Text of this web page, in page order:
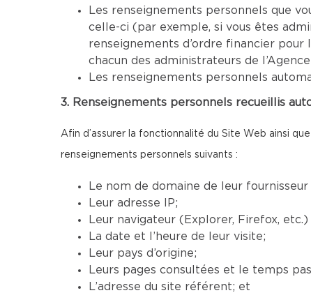
Les renseignements personnels que
celle-ci (par exemple, si vous êtes
renseignements d’ordre financier
chacun des administrateurs de
Les renseignements personnels
3. Renseignements personnels recueillis
Afin d’assurer la fonctionnalité du Site Web ainsi
renseignements personnels suivants :
Le nom de domaine de leur fournisseur
Leur adresse IP;
Leur navigateur (Explorer, Firefox,
La date et l’heure de leur visite;
Leur pays d’origine;
Leurs pages consultées et le temps
L’adresse du site référent; et